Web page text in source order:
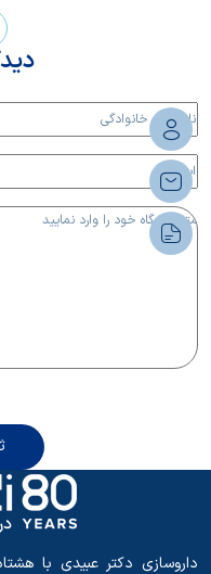
داروسازی دکتر عبیدی با